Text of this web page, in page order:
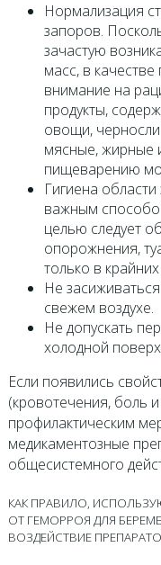
Нормализация
запоров.
зачастую
масс, в
внимание на
продукты,
овощи,
мясные, жирные
пищеварению
Гигиена
важным
целью следует
опорожнения,
только в
Не
свежем воздухе.
Не допускать
холодной
Если появились
(кровотечения, боль
профилактическим
медикаментозные
общесистемного
КАК ПРАВИЛО,
ОТ ГЕМОРРОЯ ДЛЯ
ВОЗДЕЙСТВИЕ